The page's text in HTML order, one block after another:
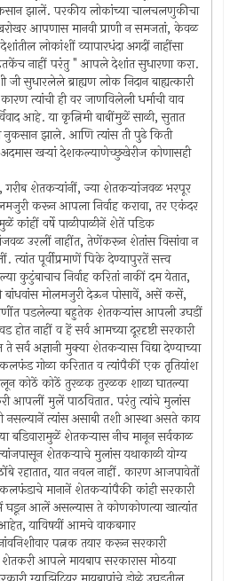
झालें. परकीय लोकांच्या चालचलणुकीचा
आपणास मानवी प्राणी न समजतां, केवळ
लोकांशीं व्यापारधंदा अगदीं नाहींसा
नाहीं परंतु " आपले देशांत सुधारणा करा.
सुधारलेले ब्राह्यण लोक निदान बाह्यत्कारी
त्यांची ही वर जाणविलेली धर्माची वाव
आहे. या कृत्निमी बाबींमुळें साळी, सुतात
नुकसान झाले. आणि त्यांस ती पुढे किती
खर्‍यां देशकल्याणेच्छुखेरीज कोणासही
शेतकर्‍यांनीं, ज्या शेतकर्‍यांजवळ भरपूर
करून आपला निर्वाह करावा, तर एकंदर
कांहीं वर्षे पाळीपाळीनें शेतें पडिक
उरलीं नाहींत, तेणेंकरून शेतांस विसांवा न
त्यांत पूर्वीप्रमाणें पिके देण्यापुरतें सत्त्व
कुटुंबाचाच निर्वाह करितां नाकीं दम येतात,
बांधवांस मोलमजुरी देऊन पोसावें, असें कसें,
पडलेल्या बहुतेक शेतकर्‍यांस आपली उघडीं
होत नाहीं व हें सर्व आमच्या दूरदृष्टी सरकारी
अज्ञानी मुक्या शेतकर्‍यास विद्या देण्याच्या
गोळा करितात व त्यांपैकीं एक तृतियांश
कोठें कोठें तुरळक तुरळक शाळा घातल्या
आपलीं मुलें पाठवितात. परंतु त्यांचे मुलांस
नसल्यानें त्यांस असाबी तशी आस्था असते काय
बडिवारामुळें शेतकर्‍यास नीच मानून सर्वकाळ
शेतकर्‍याचे मुलांस यथाकाळी योग्य
रहातात, यात नवल नाहीं. कारण आजपावेतों
मानानें शेतकर्‍यांपैकी कांही सरकारी
आलें असल्यास ते कोणकोणत्या खात्यांत
याविषयीं आमचे वाकबगार
पत्नक तयार करून सरकारी
शेतकरी आपले मायबाप सरकारास मोठया